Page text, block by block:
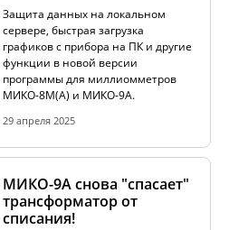
В
ОБЪЕКТАХ
В ИНДУКТИВНЫХ
ТРАНСФОРМАТОРОВ
Защита данных на локальном
сервере, быстрая загрузка
графиков с прибора на ПК и другие
функции в новой версии
программы для миллиомметров
МИКО-8М(А) и МИКО-9А.
29 апреля 2025
МИКО-9А снова "спасает"
трансформатор от
списания!